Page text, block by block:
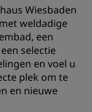
Wiesbaden
weldadige
een
selectie
en voel u
plek om te
en nieuwe